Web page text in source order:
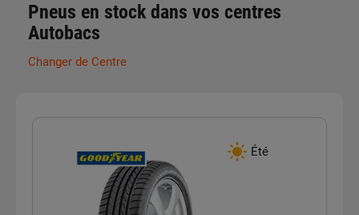
Pneus en stock dans vos centres
Autobacs
Changer de Centre
Été